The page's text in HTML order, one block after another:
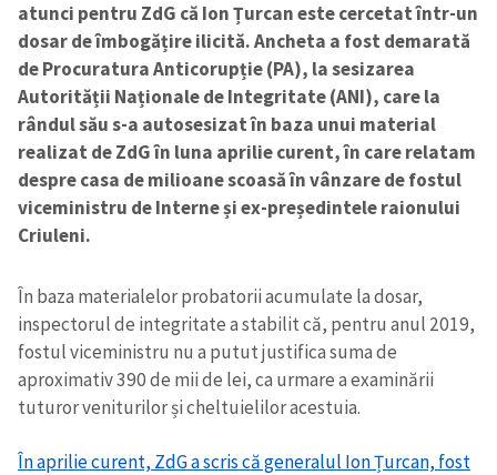
atunci pentru ZdG că Ion Țurcan este cercetat într-un
dosar de îmbogățire ilicită. Ancheta a fost demarată
de Procuratura Anticorupție (PA), la sesizarea
Autorității Naționale de Integritate (ANI), care la
rândul său s-a autosesizat în baza unui material
realizat de ZdG în luna aprilie curent, în care relatam
despre casa de milioane scoasă în vânzare de fostul
viceministru de Interne și ex-președintele raionului
Criuleni.
În baza materialelor probatorii acumulate la dosar,
inspectorul de integritate a stabilit că, pentru anul 2019,
fostul viceministru nu a putut justifica suma de
aproximativ 390 de mii de lei, ca urmare a examinării
tuturor veniturilor și cheltuielilor acestuia.
În aprilie curent, ZdG a scris că generalul Ion Țurcan, fost